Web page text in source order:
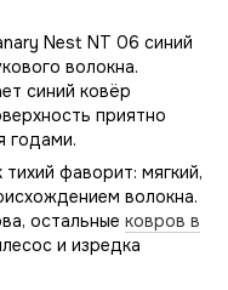
Nest NT 06 синий
волокна.
синий ковёр
приятно
годами.
тихий фаворит: мягкий,
волокна.
остальные ковров в
и изредка